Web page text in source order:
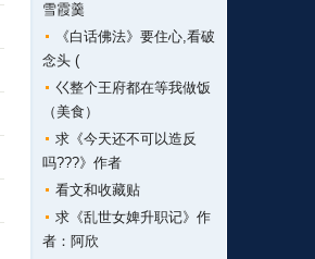
雪霞羹
《白话佛法》要住心,看破
念头 (
巜整个王府都在等我做饭
（美食）
求《今天还不可以造反
吗???》作者
看文和收藏贴
求《乱世女婢升职记》作
者：阿欣